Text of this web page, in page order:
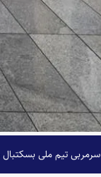
سرمربی تیم ملی بسکتبال